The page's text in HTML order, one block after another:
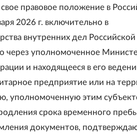
свое правовое положение в
2026 г. включительно в
внутренних дел Российской
через уполномоченное
и находящееся в его
предприятие или на
уполномоченную этим
срока временного
документов,